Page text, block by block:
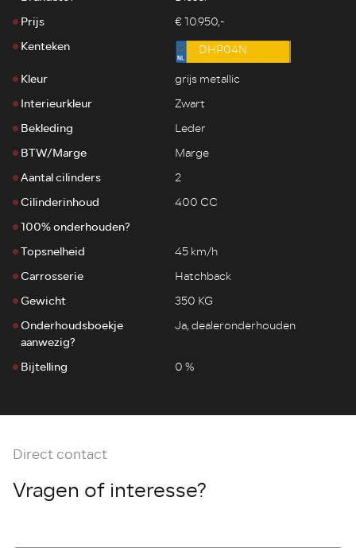
Prijs
€ 10.950,-
Kenteken
DHP04N
Kleur
grijs metallic
Interieurkleur
Zwart
Bekleding
Leder
BTW/Marge
Marge
Aantal cilinders
2
Cilinderinhoud
400 CC
100% onderhouden?
Topsnelheid
45 km/h
Carrosserie
Hatchback
Gewicht
350 KG
Onderhoudsboekje
aanwezig?
Ja, dealeronderhouden
Bijtelling 0 %
Direct contact
Vragen of interesse?